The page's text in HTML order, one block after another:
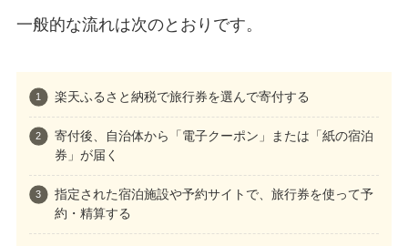
一般的な流れは次のとおりです。
楽天ふるさと納税で旅行券を選んで寄付する
寄付後、自治体から「電子クーポン」または「紙の宿泊
券」が届く
指定された宿泊施設や予約サイトで、旅行券を使って予
約・精算する